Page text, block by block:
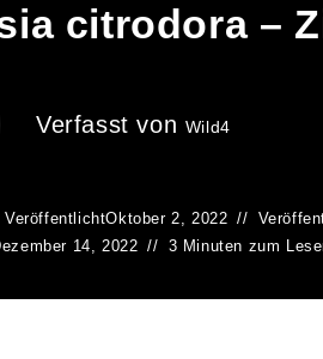
citrodora –
Verfasst von Wild4
VeröffentlichtOktober 2, 2022
14, 2022 3 Minuten zum